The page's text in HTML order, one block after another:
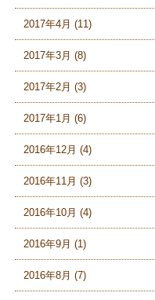
2017年4月 (11)
2017年3月 (8)
2017年2月 (3)
2017年1月 (6)
2016年12月 (4)
2016年11月 (3)
2016年10月 (4)
2016年9月 (1)
2016年8月 (7)